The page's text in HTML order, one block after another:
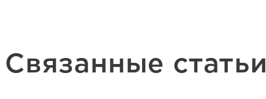
Связанные статьи